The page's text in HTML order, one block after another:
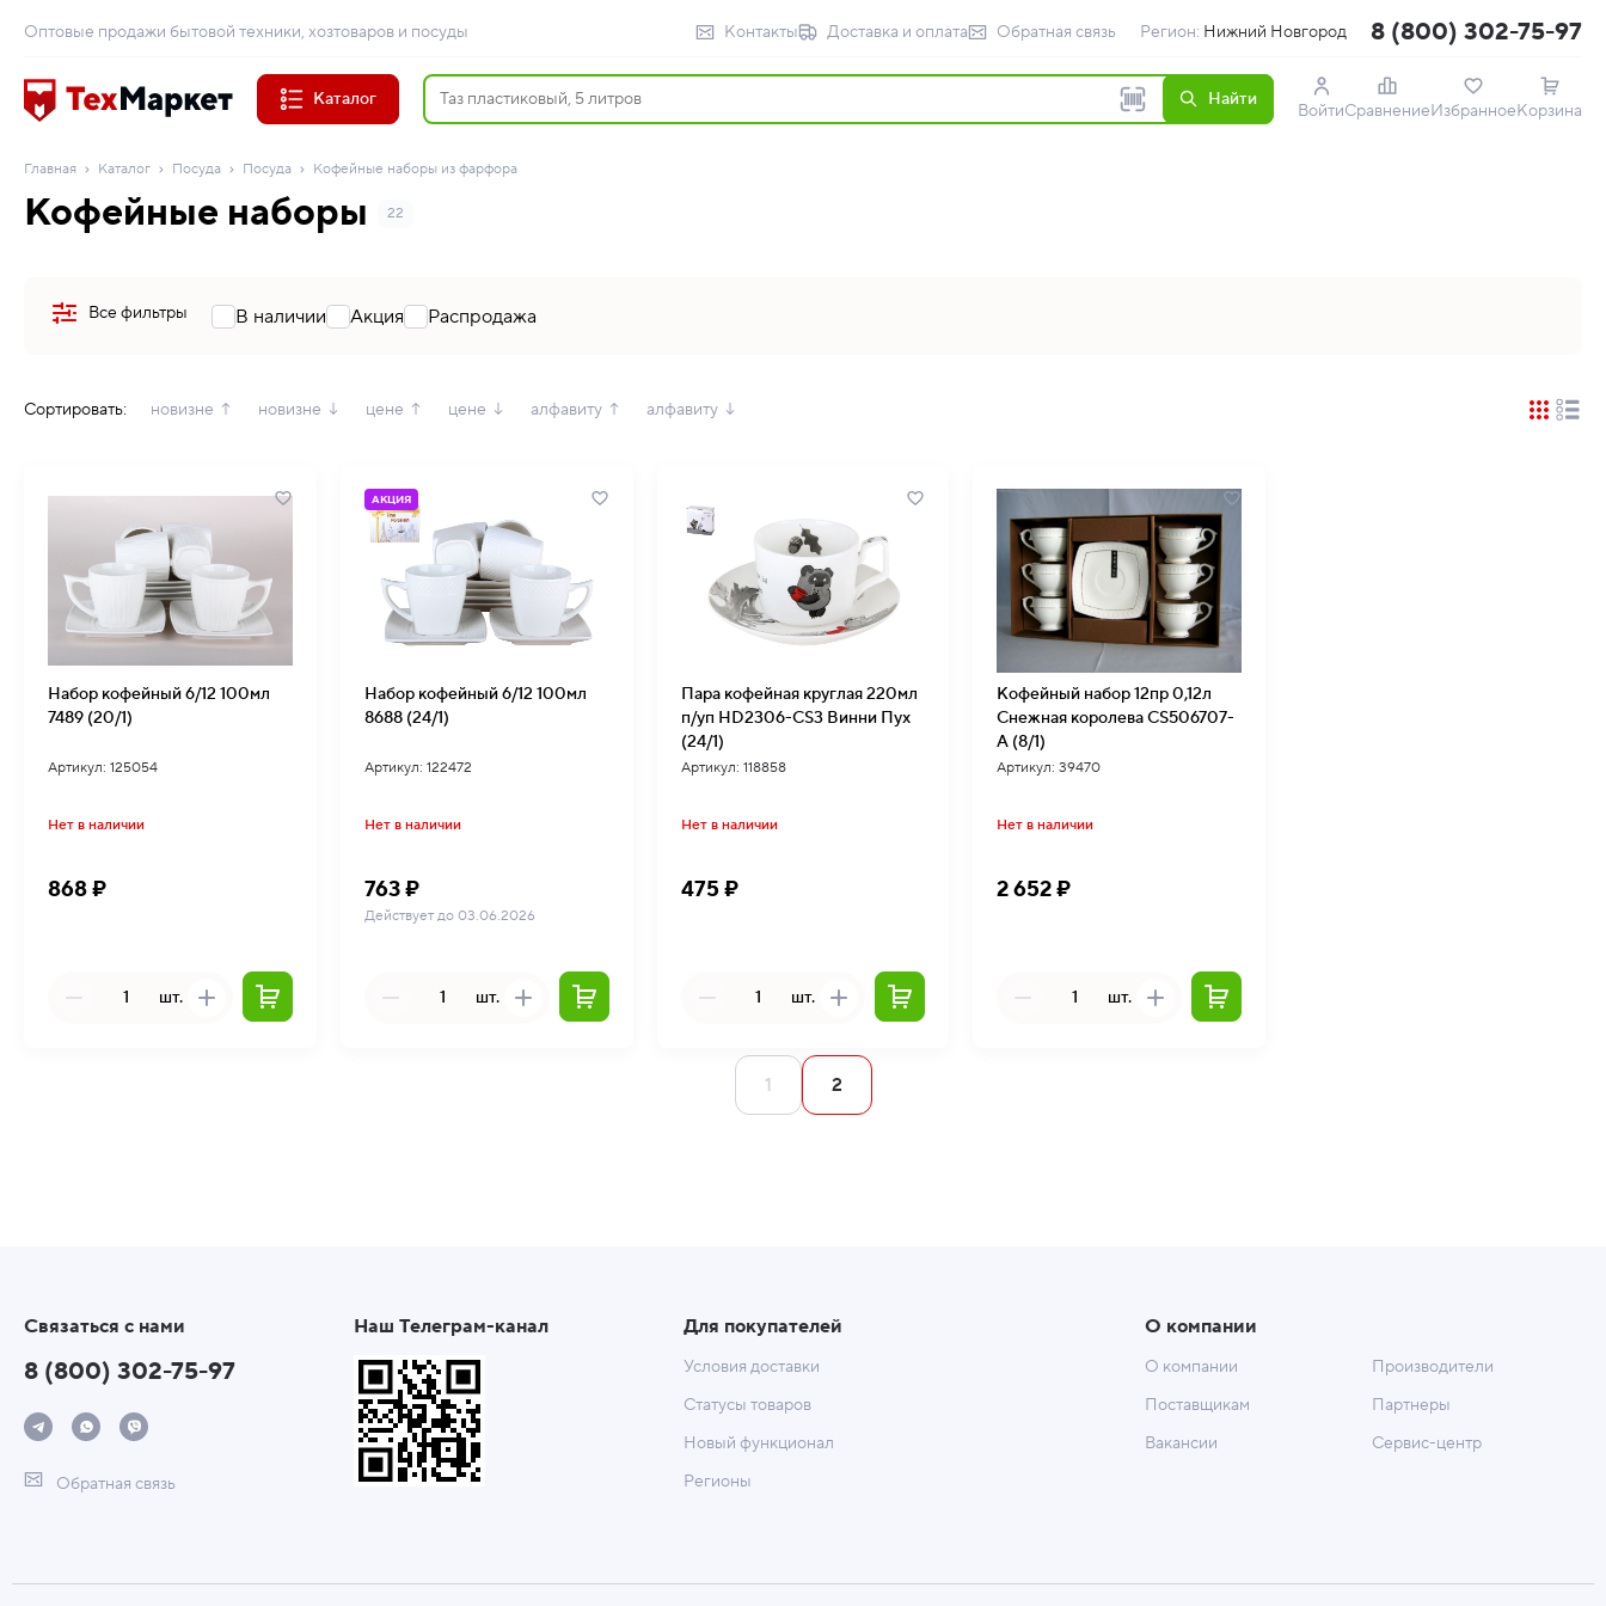
Оптовые продажи бытовой техники, хозтоваров и посуды Контакты Доставка и оплата Обратная связь Регион: Нижний Новгород 8 (800) 302-75-97
Каталог Найти
ВойтиСравнениеИзбранноеКорзина
Главная Каталог Посуда Посуда Кофейные наборы из фарфора
Кофейные наборы 22
Все фильтры В наличии Акция Распродажа
Сортировать: новизне ↑ новизне ↓ цене ↑ цене ↓ алфавиту ↑ алфавиту ↓
Набор кофейный 6/12 100мл
7489 (20/1)
Артикул: 125054
Нет в наличии
868 ₽
шт.
АКЦИЯ
Набор кофейный 6/12 100мл
8688 (24/1)
Артикул: 122472
Нет в наличии
763 ₽
Действует до 03.06.2026
шт.
Пара кофейная круглая 220мл
п/уп HD2306-CS3 Винни Пух
(24/1)
Артикул: 118858
Нет в наличии
475 ₽
шт.
Кофейный набор 12пр 0,12л
Снежная королева CS506707-
A (8/1)
Артикул: 39470
Нет в наличии
2 652 ₽
шт.
1 2
Связаться с нами
8 (800) 302-75-97
Обратная связь
Наш Телеграм-канал Для покупателей
Условия доставки
Статусы товаров
Новый функционал
Регионы
О компании
О компании
Поставщикам
Вакансии
Производители
Партнеры
Сервис-центр